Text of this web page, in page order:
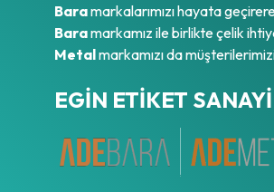
Baramarkalarımızı hayata
Baramarkamız ile birlikte çelik
Metalmarkamızı da
EGİN ETİKET